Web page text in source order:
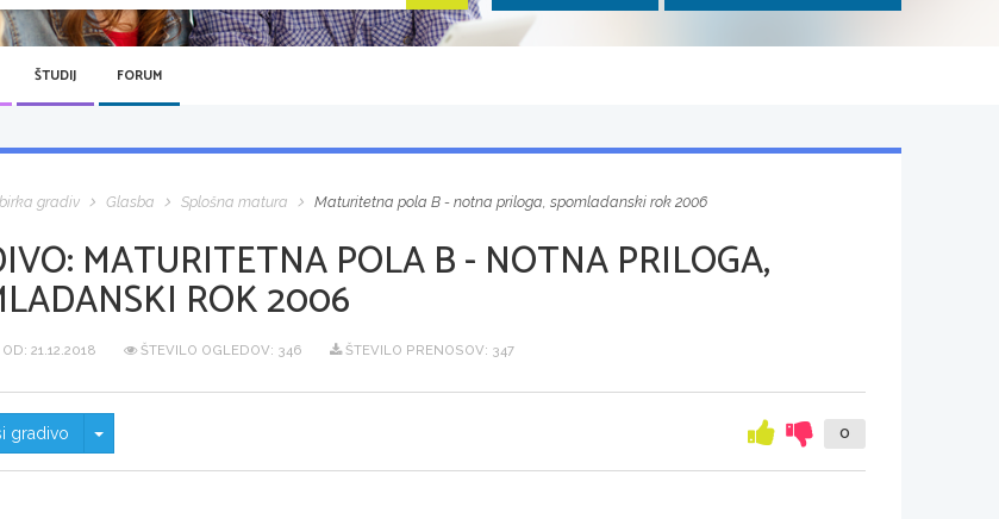
ŠTUDIJ FORUM
gradiv Glasba Splošna matura Maturitetna pola B - notna priloga, spomladanski rok 2006
MATURITETNA POLA B - NOTNA PRILOGA,
ROK 2006
21.12.2018 ŠTEVILO OGLEDOV: 346 ŠTEVILO PRENOSOV: 347
gradivo Skrij/prikaži meni 0